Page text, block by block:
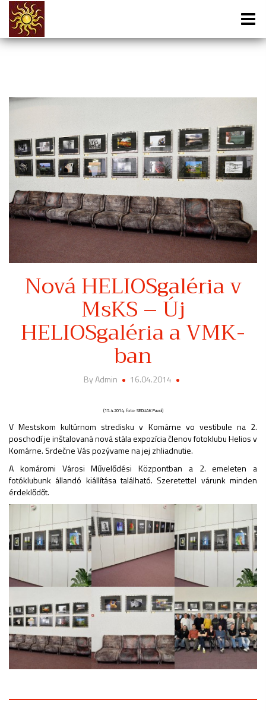
Nová HELIOSgaléria v
MsKS – Új
HELIOSgaléria a VMK-
ban
By Admin 16.04.2014
(15.4.2014, foto: SEDLIAK Pavol)
V Mestskom kultúrnom stredisku v Komárne vo vestibule na 2.
poschodí je inštalovaná nová stála expozícia členov fotoklubu Helios v
Komárne. Srdečne Vás pozývame na jej zhliadnutie.
A komáromi Városi Művelődési Központban a 2. emeleten a
fotóklubunk állandó kiállítása található. Szeretettel várunk minden
érdeklődőt.